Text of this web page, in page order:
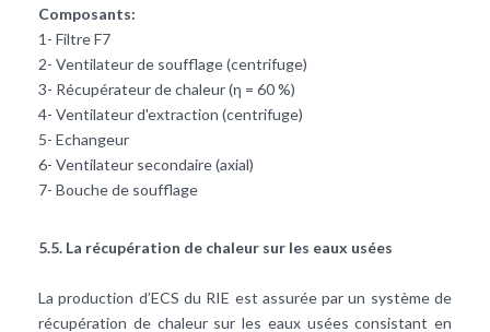
Composants:
1- Filtre F7
2- Ventilateur de soufflage (centrifuge)
3- Récupérateur de chaleur (η = 60 %)
4- Ventilateur d'extraction (centrifuge)
5- Echangeur
6- Ventilateur secondaire (axial)
7- Bouche de soufflage
5.5. La récupération de chaleur sur les eaux usées
La production d’ECS du RIE est assurée par un système de
récupération de chaleur sur les eaux usées consistant en